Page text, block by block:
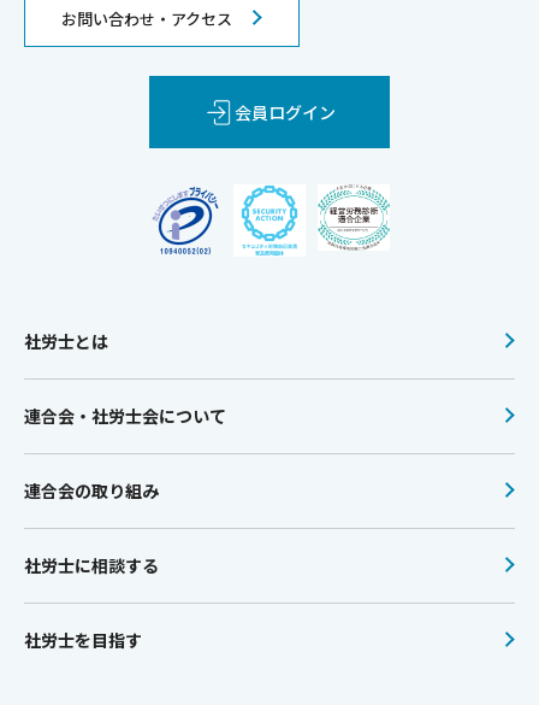
お問い合わせ・アクセス
会員ログイン
社労士とは
連合会・社労士会について
連合会の取り組み
社労士に相談する
社労士を目指す